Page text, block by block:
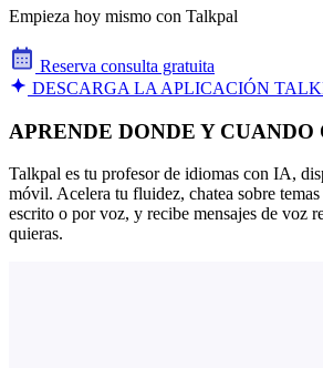
Empieza hoy mismo con Talkpal
Reserva consulta gratuita
DESCARGA LA APLICACIÓN
APRENDE DONDE Y CUANDO
Talkpal es tu profesor de idiomas con IA,
móvil. Acelera tu fluidez, chatea sobre
escrito o por voz, y recibe mensajes de voz
quieras.